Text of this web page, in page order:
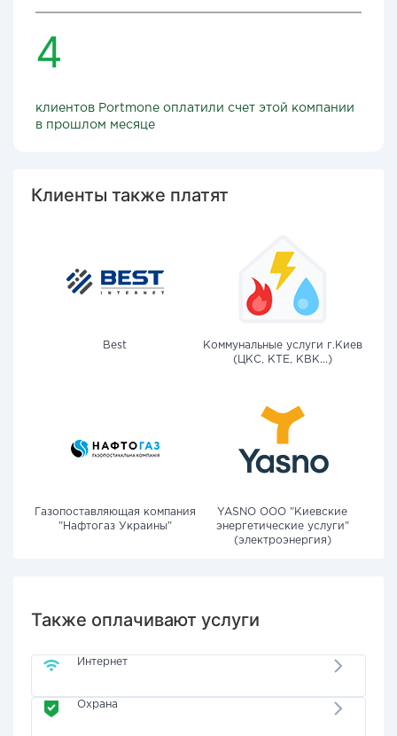
4
клиентов Portmone оплатили счет этой компании
в прошлом месяце
Клиенты также платят
Best
Коммунальные услуги г.Киев
(ЦКС, КТЕ, КВК...)
Газопоставляющая компания
"Нафтогаз Украины"
YASNO OOO "Киевские
энергетические услуги"
(электроэнергия)
Также оплачивают услуги
Интернет
Охрана